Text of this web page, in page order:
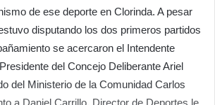
de ese deporte en Clorinda. A pesar
disputando los dos primeros partidos
se acercaron el Intendente
del Concejo Deliberante Ariel
del Ministerio de la Comunidad Carlos
a Daniel Carrillo, Director de Deportes le